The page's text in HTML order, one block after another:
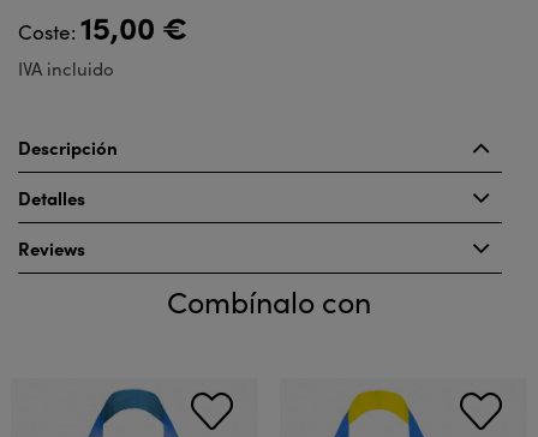
Coste: 15,00 €
IVA incluido
Descripción
Detalles
Reviews
Combínalo con